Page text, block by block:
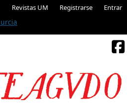
Revistas UM Registrarse Entrar